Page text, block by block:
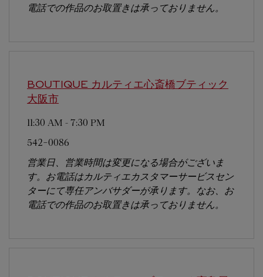
電話での作品のお取置きは承っておりません。
BOUTIQUE カルティエ心斎橋ブティック
大阪市
11:30 AM - 7:30 PM
542-0086
営業日、営業時間は変更になる場合がございま
す。お電話はカルティエカスタマーサービスセン
ターにて専任アンバサダーが承ります。なお、お
電話での作品のお取置きは承っておりません。